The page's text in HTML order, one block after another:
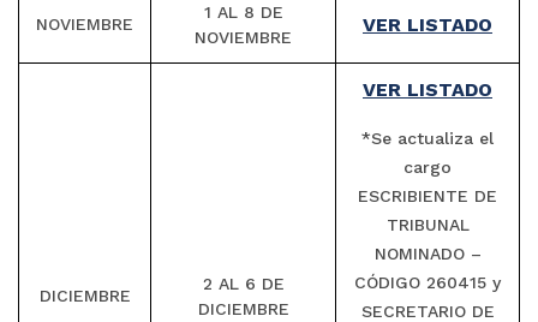
NOVIEMBRE
1 AL 8 DE
NOVIEMBRE
VER LISTADO
DICIEMBRE
2 AL 6 DE
DICIEMBRE
VER LISTADO
*Se actualiza el
cargo
ESCRIBIENTE DE
TRIBUNAL
NOMINADO –
CÓDIGO 260415 y
SECRETARIO DE